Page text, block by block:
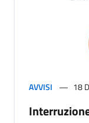
AVVISI 18